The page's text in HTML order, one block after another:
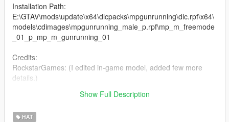
Installation Path:
E:\GTAV\mods\update\x64\dlcpacks\mpgunrunning\dlc.rpf\x64\
models\cdimages\mpgunrunning_male_p.rpf\mp_m_freemode
_01_p_mp_m_gunrunning_01
Credits:
RockstarGames: (I edited in-game model, added few more
details.)
Please, don't reupload my mods.
Show Full Description
HAT